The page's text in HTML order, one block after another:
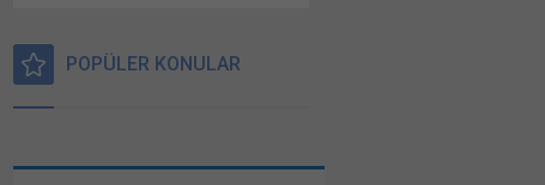
POPÜLER KONULAR